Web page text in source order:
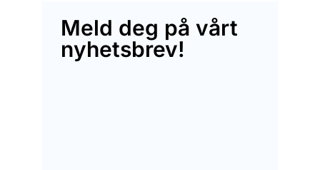
Meld deg på vårt
nyhetsbrev!